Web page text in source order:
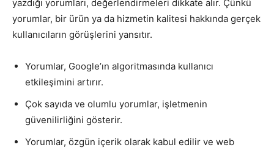
yazdığı yorumları, değerlendirmeleri dikkate alır. Çünkü
yorumlar, bir ürün ya da hizmetin kalitesi hakkında gerçek
kullanıcıların görüşlerini yansıtır.
Yorumlar, Google’ın algoritmasında kullanıcı
etkileşimini artırır.
Çok sayıda ve olumlu yorumlar, işletmenin
güvenilirliğini gösterir.
Yorumlar, özgün içerik olarak kabul edilir ve web